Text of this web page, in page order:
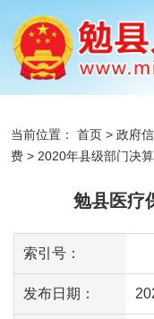
当前位置： 首页 > 政府
费 > 2020年县级部门决
勉县医疗
索引号：
发布日期：